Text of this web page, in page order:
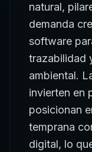
natural,
demanda
software
trazabilidad
ambiental.
invierten en
posicionan
temprana
digital, lo